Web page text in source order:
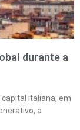
durante a
italiana, em
a